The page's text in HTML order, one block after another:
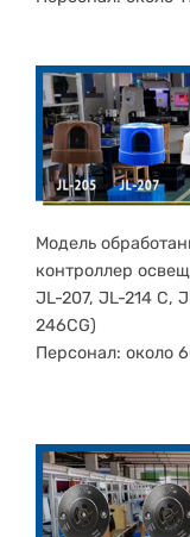
Модель
контроллер
JL-207, JL-214 C,
246CG)
Персонал: около